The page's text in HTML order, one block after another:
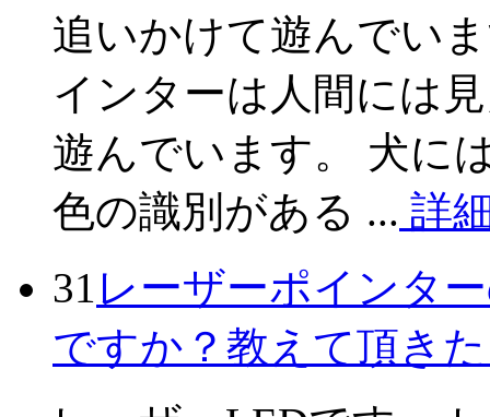
追いかけて遊んでい
インターは人間には
遊んでいます。 犬に
色の識別がある ... 詳
31 レーザーポインタ
ですか？教えて頂き